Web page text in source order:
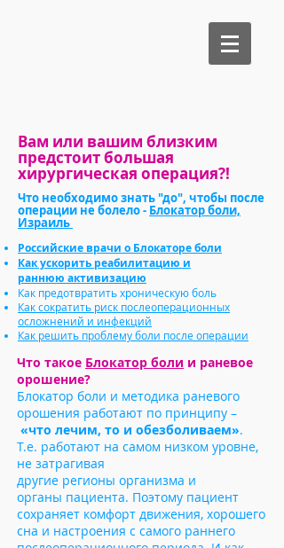
Вам или вашим близким
предстоит большая
хирургическая операция?!
Что необходимо знать "до", чтобы после
операции не болело - Блокатор боли,
Израиль
Российские врачи о Блокаторе боли
Как ускорить реабилитацию и
раннюю активизацию
Как предотвратить хроническую боль
Как сократить риск послеоперационных
осложнений и инфекций
Как решить проблему боли после операции
Что такое Блокатор боли и раневое
орошение?
Блокатор боли и методика раневого
орошения работают по принципу –
«что лечим, то и обезболиваем».
Т.е. работают на самом низком уровне,
не затрагивая
другие регионы организма и
органы пациента. Поэтому пациент
сохраняет комфорт движения, хорошего
сна и настроения с самого раннего